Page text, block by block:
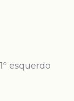
esquerdo